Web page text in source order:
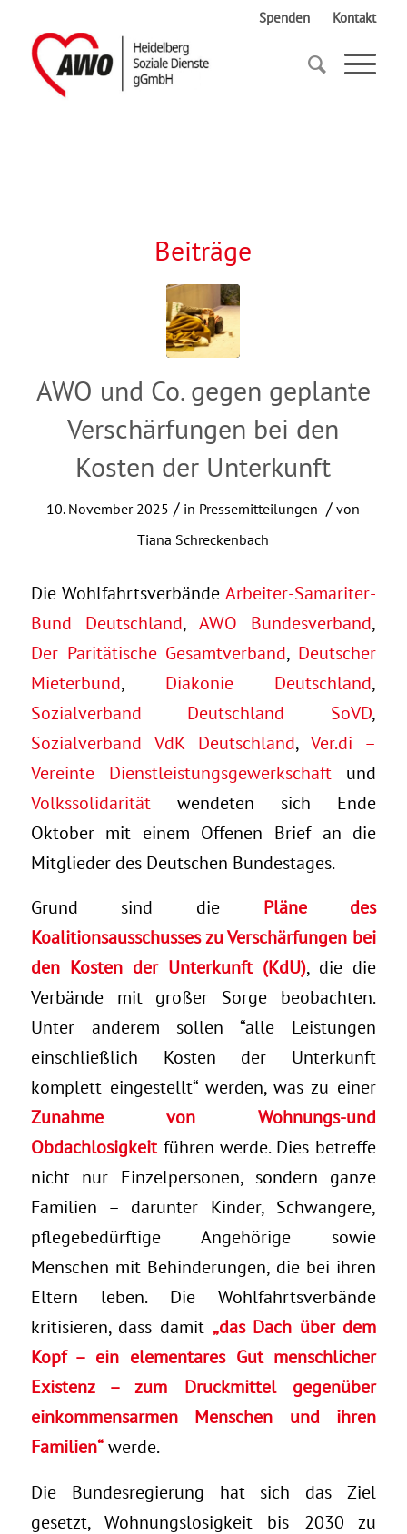
Spenden Kontakt
Offener Brief
Beiträge
AWO und Co. gegen geplante
Verschärfungen bei den
Kosten der Unterkunft
10. November 2025 / in Pressemitteilungen / von
Tiana Schreckenbach
Die WohlfahrtsverbändeArbeiter-Samariter-
Bund Deutschland, AWO Bundesverband,
Der Paritätische Gesamtverband, Deutscher
Mieterbund, Diakonie Deutschland,
Sozialverband Deutschland SoVD,
Sozialverband VdK Deutschland,Ver.di –
Vereinte Dienstleistungsgewerkschaft und
Volkssolidaritätwendeten sich Ende
Oktober mit einem Offenen Brief an die
Mitglieder des Deutschen Bundestages.
Grund sind die Pläne des
Koalitionsausschusses zu Verschärfungen bei
den Kosten der Unterkunft (KdU), die die
Verbände mit großer Sorge beobachten.
Unter anderem sollen “alle Leistungen
einschließlich Kosten der Unterkunft
komplett eingestellt“ werden, was zu einer
Zunahme von Wohnungs-und
Obdachlosigkeitführen werde. Dies betreffe
nicht nur Einzelpersonen, sondern ganze
Familien – darunter Kinder, Schwangere,
pflegebedürftige Angehörige sowie
Menschen mit Behinderungen, die bei ihren
Eltern leben. Die Wohlfahrtsverbände
kritisieren, dass damit „das Dach über dem
Kopf – ein elementares Gut menschlicher
Existenz – zum Druckmittel gegenüber
einkommensarmen Menschen und ihren
Familien“werde.
Die Bundesregierung hat sich das Ziel
gesetzt, Wohnungslosigkeit bis 2030 zu